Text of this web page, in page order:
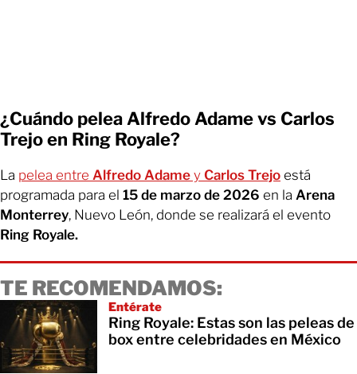
¿Cuándo pelea Alfredo Adame vs Carlos
Trejo en Ring Royale?
La pelea entre Alfredo Adame y Carlos Trejo está
programada para el 15 de marzo de 2026 en la Arena
Monterrey, Nuevo León, donde se realizará el evento
Ring Royale.
TE RECOMENDAMOS:
Entérate
Ring Royale: Estas son las peleas de
box entre celebridades en México